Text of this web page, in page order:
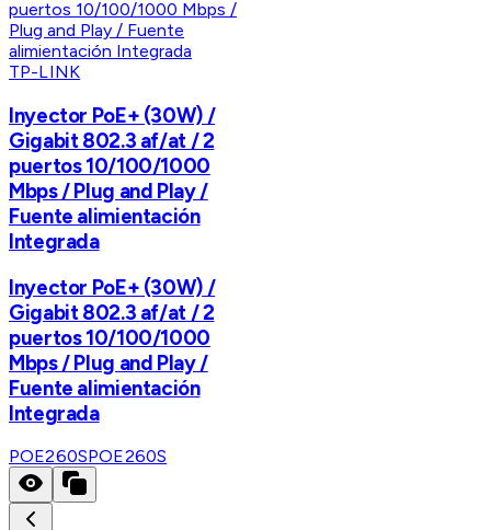
TP-LINK
Inyector PoE+ (30W) /
Gigabit 802.3 af/at / 2
puertos 10/100/1000
Mbps / Plug and Play /
Fuente alimientación
Integrada
Inyector PoE+ (30W) /
Gigabit 802.3 af/at / 2
puertos 10/100/1000
Mbps / Plug and Play /
Fuente alimientación
Integrada
POE260SPOE260S